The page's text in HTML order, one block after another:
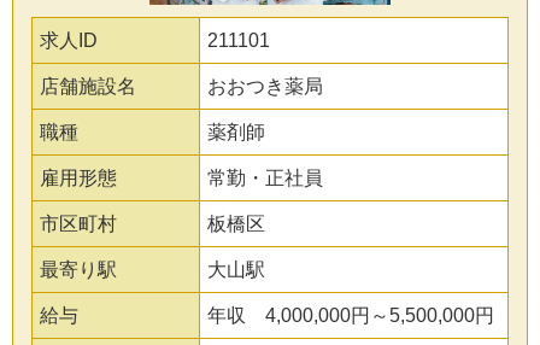
求人ID 211101
店舗施設名 おおつき薬局
職種 薬剤師
雇用形態 常勤・正社員
市区町村 板橋区
最寄り駅 大山駅
給与 年収 4,000,000円～5,500,000円